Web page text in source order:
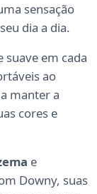
sensação
dia a dia.
em cada
ao
manter a
cores e
e
Downy, suas